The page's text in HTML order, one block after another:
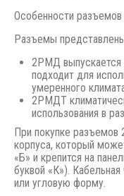
Особенности
Разъемы
2РМД выпускается
подходит для
умеренного
2РМДТ
использования в
При покупке разъемов
корпуса, который
«Б» и крепится на
буквой «К»).
или угловую форму.